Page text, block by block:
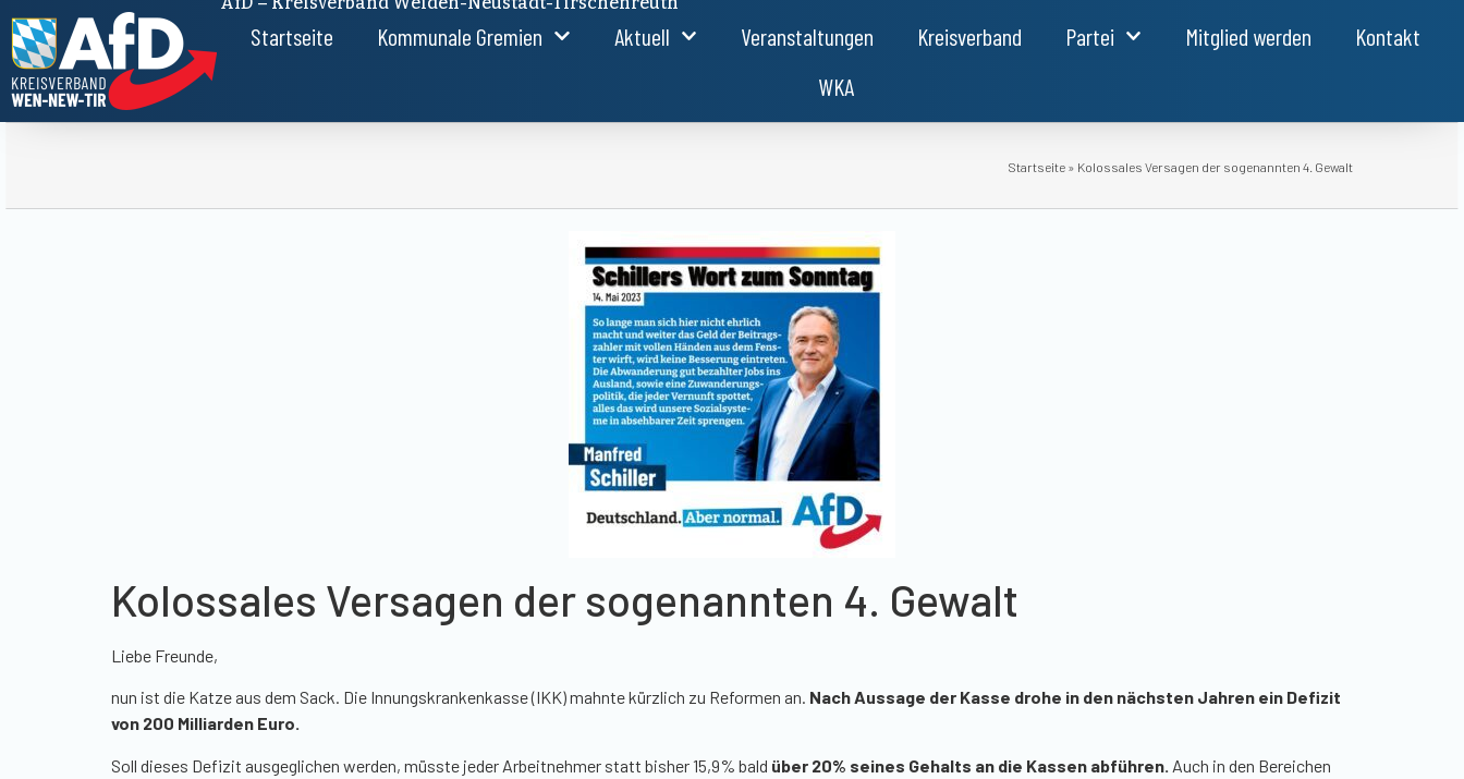
Startseite Kommunale Gremien Aktuell Veranstaltungen Kreisverband Partei Mitglied werden
Kontakt
WKA
Startseite » Kolossales Versagen der sogenannten 4. Gewalt
Kolossales Versagen der sogenannten 4. Gewalt
Liebe Freunde,
nun ist die Katze aus dem Sack. Die Innungskrankenkasse (IKK) mahnte kürzlich zu Reformen an. Nach Aussage der Kasse drohe in den nächsten Jahren ein Defizit
von 200 Milliarden Euro.
Soll dieses Defizit ausgeglichen werden, müsste jeder Arbeitnehmer statt bisher15,9% bald über 20% seines Gehalts an die Kassen abführen. Auch in den Bereichen